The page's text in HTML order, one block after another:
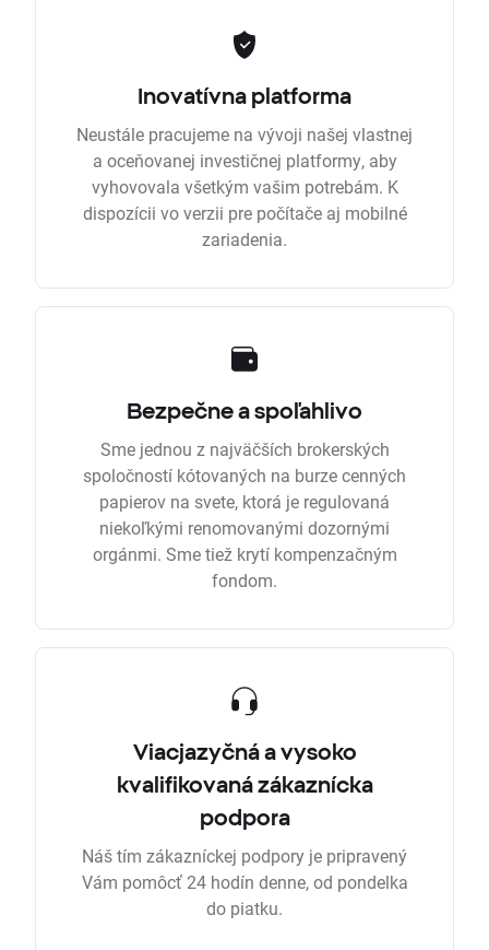
Inovatívna platforma
Neustále pracujeme na vývoji našej vlastnej
a oceňovanej investičnej platformy, aby
vyhovovala všetkým vašim potrebám. K
dispozícii vo verzii pre počítače aj mobilné
zariadenia.
Bezpečne a spoľahlivo
Sme jednou z najväčších brokerských
spoločností kótovaných na burze cenných
papierov na svete, ktorá je regulovaná
niekoľkými renomovanými dozornými
orgánmi. Sme tiež krytí kompenzačným
fondom.
Viacjazyčná a vysoko
kvalifikovaná zákaznícka
podpora
Náš tím zákazníckej podpory je pripravený
Vám pomôcť 24 hodín denne, od pondelka
do piatku.